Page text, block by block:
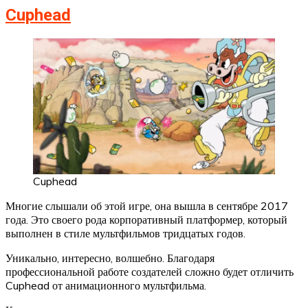
Cuphead
Cuphead
Многие слышали об этой игре, она вышла в сентябре 2017
года. Это своего рода корпоративный платформер, который
выполнен в стиле мультфильмов тридцатых годов.
Уникально, интересно, волшебно. Благодаря
профессиональной работе создателей сложно будет отличить
Cuphead от анимационного мультфильма.